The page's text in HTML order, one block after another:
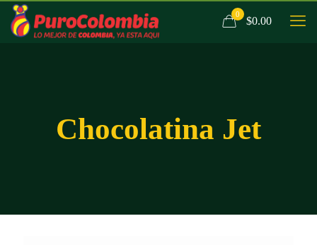
0
$0.00
Chocolatina Jet